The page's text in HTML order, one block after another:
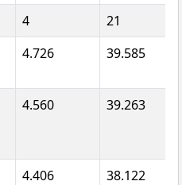
4 21
4.726 39.585
4.560 39.263
4.406 38.122